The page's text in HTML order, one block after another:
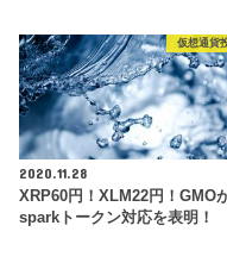
仮想通貨
2020.11.28
XRP60円！XLM22円！GMO
sparkトークン対応を表明！